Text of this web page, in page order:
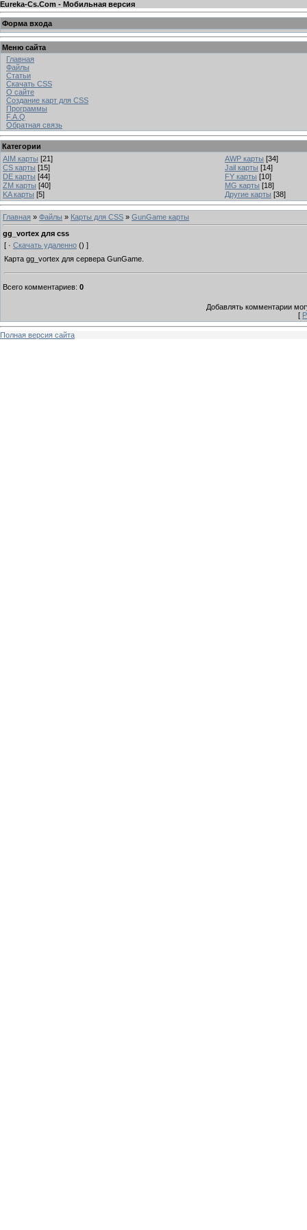
Eureka-Cs.Com - Мобильная версия
Форма входа
Меню сайта
Главная
Файлы
Статьи
Скачать CSS
О сайте
Создание карт для CSS
Программы
F.A.Q
Обратная связь
Категории
AIM карты [21] AWP карты [34]
CS карты [15] Jail карты [14]
DE карты [44] FY карты [10]
ZM карты [40] MG карты [18]
KA карты [5] Другие карты [38]
Главная » Файлы » Карты для CSS » GunGame карты
gg_vortex для css
[ · Скачать удаленно () ]
Карта gg_vortex для сервера GunGame.
Всего комментариев: 0
Добавлять комментарии
[
Полная версия сайта